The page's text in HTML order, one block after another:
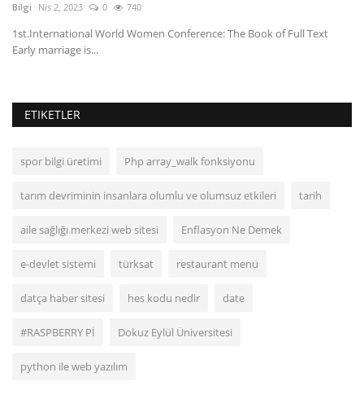
Bilgi Nis 2, 2023 0 740
1st.International World Women Conference: The Book of Full Text
Early marriage is...
ETIKETLER
spor bilgi üretimi Php array_walk fonksiyonu
tarım devriminin insanlara olumlu ve olumsuz etkileri tarih
aile sağlığı merkezi web sitesi Enflasyon Ne Demek
e-devlet sistemi türksat restaurant menü
datça haber sitesi hes kodu nedir date
#RASPBERRY Pİ Dokuz Eylül Üniversitesi
python ile web yazılım